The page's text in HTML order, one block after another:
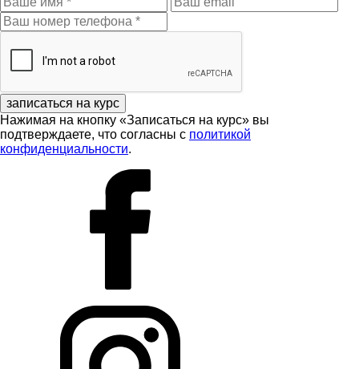
записаться на курс
Нажимая на кнопку «Записаться на курс» вы
подтверждаете, что согласны с политикой
конфиденциальности.